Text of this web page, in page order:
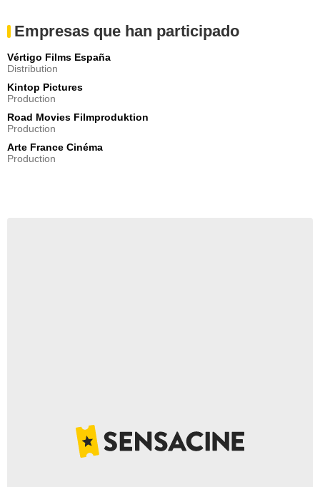
Empresas que han participado
Vértigo Films España
Distribution
Kintop Pictures
Production
Road Movies Filmproduktion
Production
Arte France Cinéma
Production